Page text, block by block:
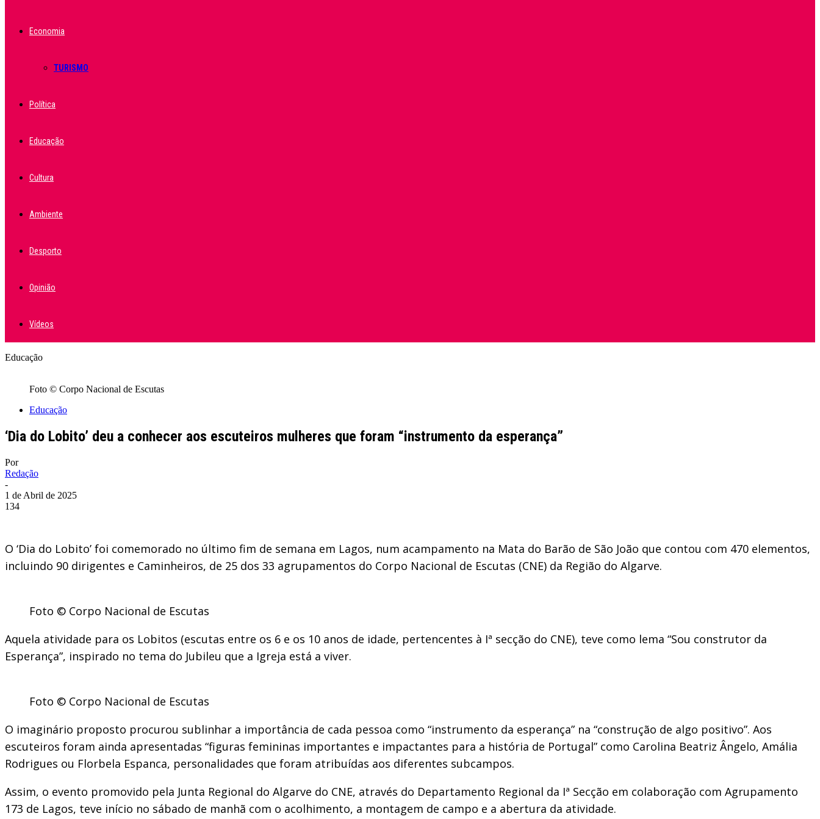
Economia
TURISMO
Política
Educação
Cultura
Ambiente
Desporto
Opinião
Vídeos
Educação
Foto © Corpo Nacional de Escutas
Educação
‘Dia do Lobito’ deu a conhecer aos escuteiros mulheres que foram “instrumento da esperança”
Por
Redação
-
1 de Abril de 2025
134
O ‘Dia do Lobito’ foi comemorado no último fim de semana em Lagos, num acampamento na Mata do Barão de São João que contou com 470 elementos,
incluindo 90 dirigentes e Caminheiros, de 25 dos 33 agrupamentos do Corpo Nacional de Escutas (CNE) da Região do Algarve.
Foto © Corpo Nacional de Escutas
Aquela atividade para os Lobitos (escutas entre os 6 e os 10 anos de idade, pertencentes à Iª secção do CNE), teve como lema “Sou construtor da
Esperança”, inspirado no tema do Jubileu que a Igreja está a viver.
Foto © Corpo Nacional de Escutas
O imaginário proposto procurou sublinhar a importância de cada pessoa como “instrumento da esperança” na “construção de algo positivo”. Aos
escuteiros foram ainda apresentadas “figuras femininas importantes e impactantes para a história de Portugal” como Carolina Beatriz Ângelo, Amália
Rodrigues ou Florbela Espanca, personalidades que foram atribuídas aos diferentes subcampos.
Assim, o evento promovido pela Junta Regional do Algarve do CNE, através do Departamento Regional da Iª Secção em colaboração com Agrupamento
173 de Lagos, teve início no sábado de manhã com o acolhimento, a montagem de campo e a abertura da atividade.